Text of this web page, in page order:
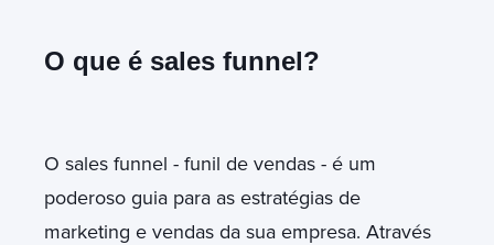
O que é sales funnel?
O sales funnel - funil de vendas - é um
poderoso guia para as estratégias de
marketing e vendas da sua empresa. Através